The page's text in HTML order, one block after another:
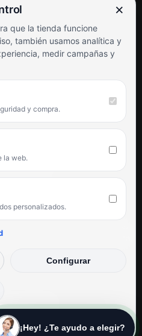
EN GOOGLE
y siempre dan respuesta.
¡Hey! ¿Te ayudo a elegir?
×
que la tienda funcione
también usamos analítica y
medir campañas y
y compra.
la web.
personalizados.
Configurar
todas